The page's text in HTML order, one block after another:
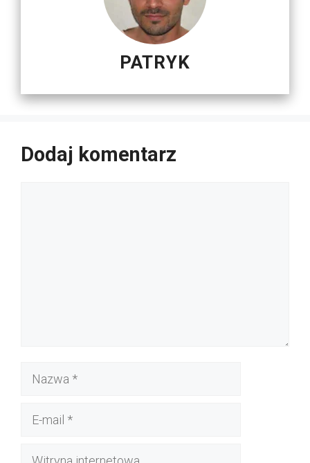
PATRYK
Dodaj komentarz
Nazwa
Witryna